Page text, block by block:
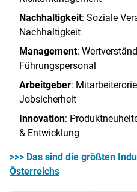
Nachhaltigkeit: Soziale
Nachhaltigkeit
Management:
Führungspersonal
Arbeitgeber:
Jobsicherheit
Innovation:
& Entwicklung
>>> Das sind die größten
Österreichs